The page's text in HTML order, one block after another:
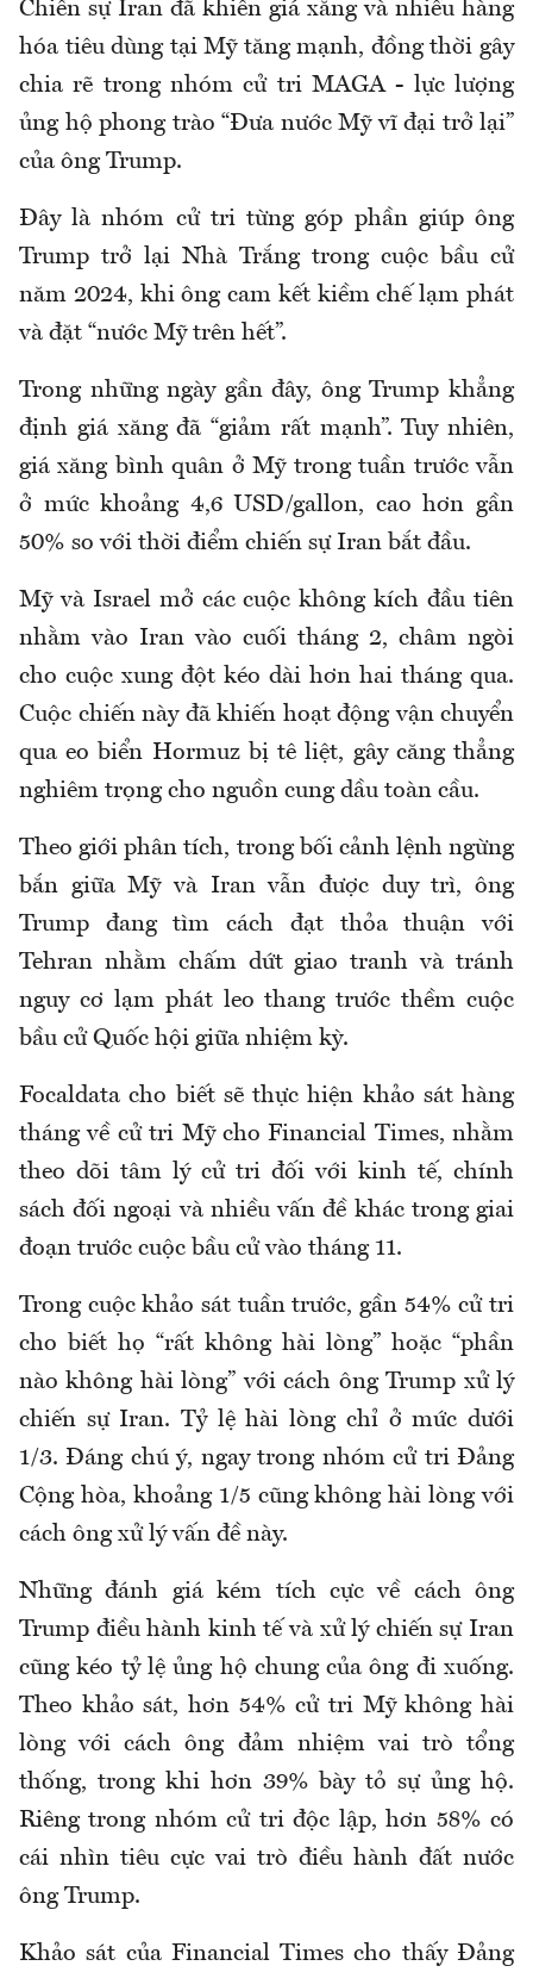
Chiến sự Iran đã khiến giá xăng và nhiều hàng
hóa tiêu dùng tại Mỹ tăng mạnh, đồng thời gây
chia rẽ trong nhóm cử tri MAGA - lực lượng
ủng hộ phong trào “Đưa nước Mỹ vĩ đại trở lại”
của ông Trump.
Đây là nhóm cử tri từng góp phần giúp ông
Trump trở lại Nhà Trắng trong cuộc bầu cử
năm 2024, khi ông cam kết kiềm chế lạm phát
và đặt “nước Mỹ trên hết”.
Trong những ngày gần đây, ông Trump khẳng
định giá xăng đã “giảm rất mạnh”. Tuy nhiên,
giá xăng bình quân ở Mỹ trong tuần trước vẫn
ở mức khoảng 4,6 USD/gallon, cao hơn gần
50% so với thời điểm chiến sự Iran bắt đầu.
Mỹ và Israel mở các cuộc không kích đầu tiên
nhằm vào Iran vào cuối tháng 2, châm ngòi
cho cuộc xung đột kéo dài hơn hai tháng qua.
Cuộc chiến này đã khiến hoạt động vận chuyển
qua eo biển Hormuz bị tê liệt, gây căng thẳng
nghiêm trọng cho nguồn cung dầu toàn cầu.
Theo giới phân tích, trong bối cảnh lệnh ngừng
bắn giữa Mỹ và Iran vẫn được duy trì, ông
Trump đang tìm cách đạt thỏa thuận với
Tehran nhằm chấm dứt giao tranh và tránh
nguy cơ lạm phát leo thang trước thềm cuộc
bầu cử Quốc hội giữa nhiệm kỳ.
Focaldata cho biết sẽ thực hiện khảo sát hàng
tháng về cử tri Mỹ cho Financial Times, nhằm
theo dõi tâm lý cử tri đối với kinh tế, chính
sách đối ngoại và nhiều vấn đề khác trong giai
đoạn trước cuộc bầu cử vào tháng 11.
Trong cuộc khảo sát tuần trước, gần 54% cử tri
cho biết họ “rất không hài lòng” hoặc “phần
nào không hài lòng” với cách ông Trump xử lý
chiến sự Iran. Tỷ lệ hài lòng chỉ ở mức dưới
1/3. Đáng chú ý, ngay trong nhóm cử tri Đảng
Cộng hòa, khoảng 1/5 cũng không hài lòng với
cách ông xử lý vấn đề này.
Những đánh giá kém tích cực về cách ông
Trump điều hành kinh tế và xử lý chiến sự Iran
cũng kéo tỷ lệ ủng hộ chung của ông đi xuống.
Theo khảo sát, hơn 54% cử tri Mỹ không hài
lòng với cách ông đảm nhiệm vai trò tổng
thống, trong khi hơn 39% bày tỏ sự ủng hộ.
Riêng trong nhóm cử tri độc lập, hơn 58% có
cái nhìn tiêu cực vai trò điều hành đất nước
ông Trump.
Khảo sát của Financial Times cho thấy Đảng